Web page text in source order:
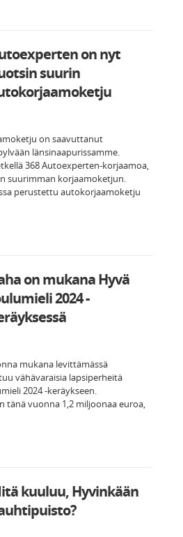
on nyt
suurin
on saavuttanut
länsinaapurissamme.
368 Autoexperten-korjaamoa,
suurimman korjaamoketjun.
perustettu autokorjaamoketju
on mukana Hyvä
2024 -
mukana levittämässä
vähävaraisia lapsiperheitä
2024 -keräykseen.
tänä vuonna 1,2 miljoonaa euroa,
kuuluu, Hyvinkään